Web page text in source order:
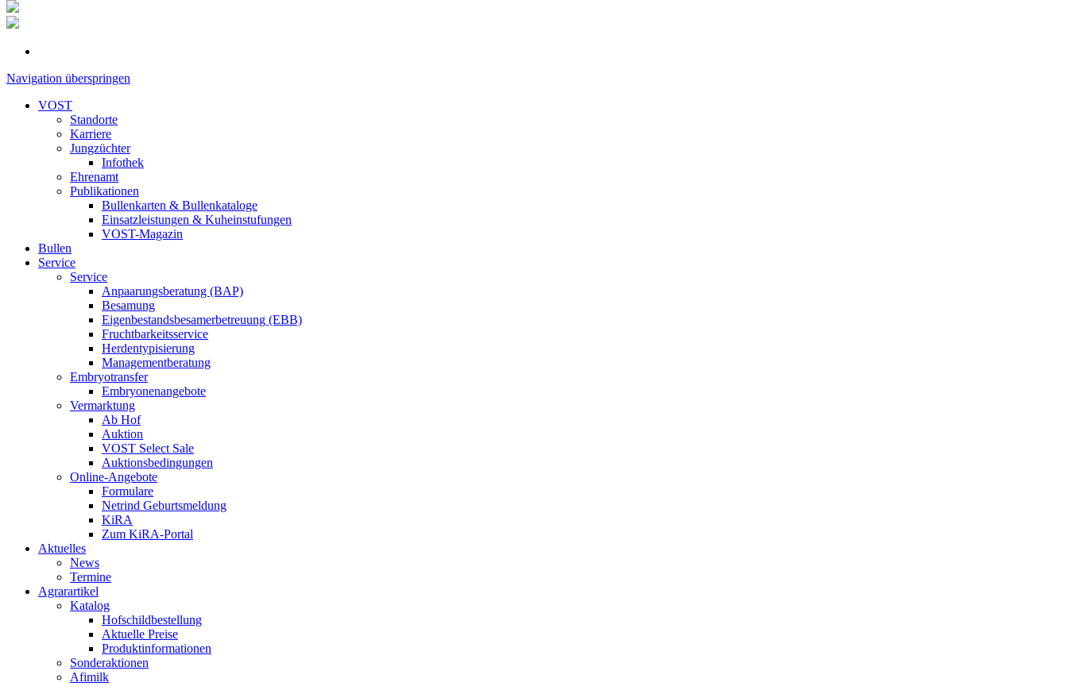
Navigation überspringen
VOST
Standorte
Karriere
Jungzüchter
Infothek
Ehrenamt
Publikationen
Bullenkarten & Bullenkataloge
Einsatzleistungen & Kuheinstufungen
VOST-Magazin
Bullen
Service
Service
Anpaarungsberatung (BAP)
Besamung
Eigenbestandsbesamerbetreuung (EBB)
Fruchtbarkeitsservice
Herdentypisierung
Managementberatung
Embryotransfer
Embryonenangebote
Vermarktung
Ab Hof
Auktion
VOST Select Sale
Auktionsbedingungen
Online-Angebote
Formulare
Netrind Geburtsmeldung
KiRA
Zum KiRA-Portal
Aktuelles
News
Termine
Agrarartikel
Katalog
Hofschildbestellung
Aktuelle Preise
Produktinformationen
Sonderaktionen
Afimilk